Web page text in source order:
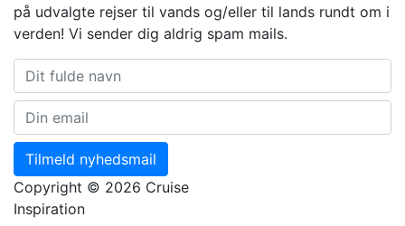
på udvalgte rejser til vands og/eller til lands rundt om i
verden! Vi sender dig aldrig spam mails.
Tilmeld nyhedsmail
Copyright © 2026 Cruise
Inspiration